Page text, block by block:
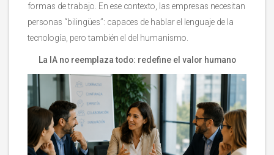
formas de trabajo. En ese contexto, las empresas necesitan
personas “bilingües”: capaces de hablar el lenguaje de la
tecnología, pero también el del humanismo.
La IA no reemplaza todo: redefine el valor humano